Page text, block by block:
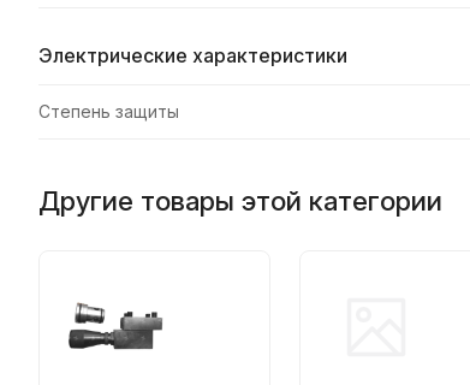
Электрические характеристики
Степень защиты
Другие товары этой категории